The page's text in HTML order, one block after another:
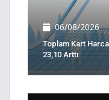
06/08/2026
Toplam Kart
23,10 Arttı